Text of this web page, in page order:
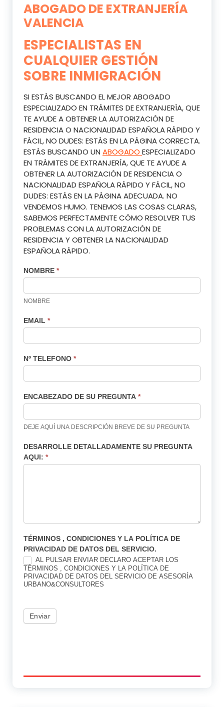
ABOGADO DE EXTRANJERÍA
VALENCIA
ESPECIALISTAS EN
CUALQUIER GESTIÓN
SOBRE INMIGRACIÓN
SI ESTÁS BUSCANDO EL MEJOR ABOGADO
ESPECIALIZADO EN TRÁMITES DE EXTRANJERÍA, QUE
TE AYUDE A OBTENER LA AUTORIZACIÓN DE
RESIDENCIA O NACIONALIDAD ESPAÑOLA RÁPIDO Y
FÁCIL, NO DUDES: ESTÁS EN LA PÁGINA CORRECTA.
ESTÁS BUSCANDO UN ABOGADO ESPECIALIZADO
EN TRÁMITES DE EXTRANJERÍA, QUE TE AYUDE A
OBTENER LA AUTORIZACIÓN DE RESIDENCIA O
NACIONALIDAD ESPAÑOLA RÁPIDO Y FÁCIL, NO
DUDES: ESTÁS EN LA PÁGINA ADECUADA. NO
VENDEMOS HUMO. TENEMOS LAS COSAS CLARAS,
SABEMOS PERFECTAMENTE CÓMO RESOLVER TUS
PROBLEMAS CON LA AUTORIZACIÓN DE
RESIDENCIA Y OBTENER LA NACIONALIDAD
ESPAÑOLA RÁPIDO.
NOMBRE *
NOMBRE
EMAIL *
Nº TELEFONO *
ENCABEZADO DE SU PREGUNTA *
DEJE AQUÍ UNA DESCRIPCIÓN BREVE DE SU PREGUNTA
DESARROLLE DETALLADAMENTE SU PREGUNTA
AQUI: *
TÉRMINOS , CONDICIONES Y LA POLÍTICA DE
PRIVACIDAD DE DATOS DEL SERVICIO.
AL PULSAR ENVIAR DECLARO ACEPTAR LOS
TÉRMINOS , CONDICIONES Y LA POLÍTICA DE
PRIVACIDAD DE DATOS DEL SERVICIO DE ASESORÍA
URBANO&CONSULTORES
Enviar